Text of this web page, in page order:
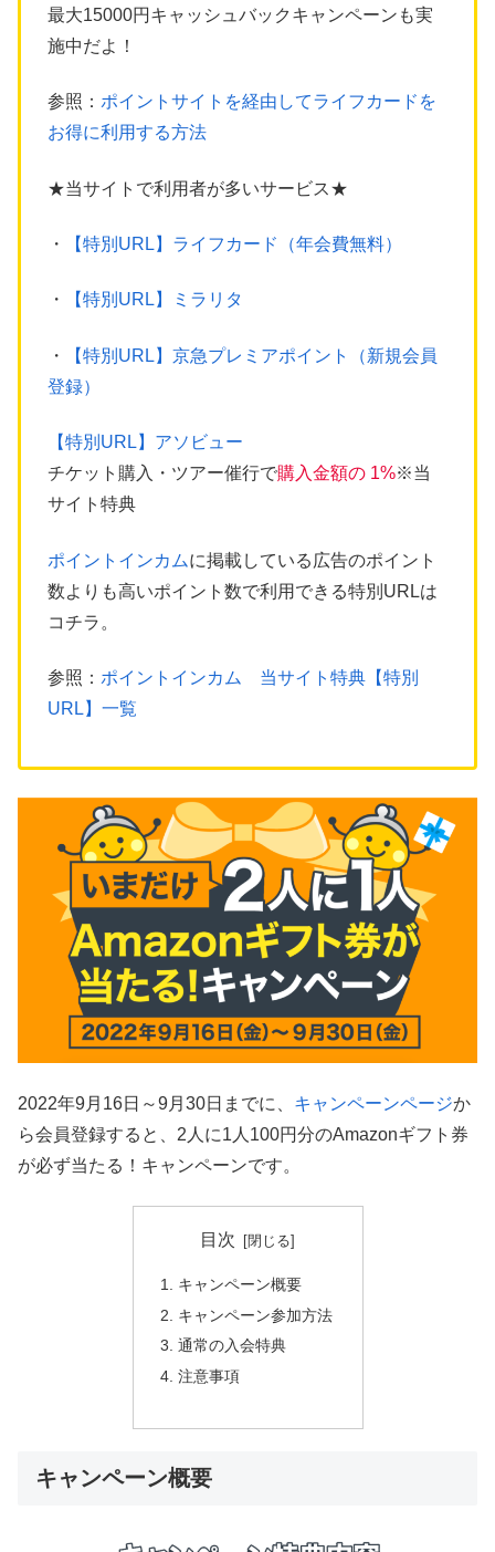
最大15000円キャッシュバックキャンペーンも実
施中だよ！
参照： ポイントサイトを経由してライフカードを
お得に利用する方法
★当サイトで利用者が多いサービス★
・ 【特別URL】ライフカード（年会費無料）
・ 【特別URL】ミラリタ
・
【特別URL】京急プレミアポイント（新規会員
登録）
【特別URL】アソビュー
チケット購入・ツアー催行で購入金額の 1%※当
サイト特典
ポイントインカムに掲載している広告のポイント
数よりも高いポイント数で利用できる特別URLは
コチラ。
参照： ポイントインカム 当サイト特典【特別
URL】一覧
2022年9月16日～9月30日までに、 キャンペーンページか
ら会員登録すると、2人に1人100円分のAmazonギフト券
が必ず当たる！キャンペーンです。
目次
キャンペーン概要
キャンペーン参加方法
通常の入会特典
注意事項
キャンペーン概要